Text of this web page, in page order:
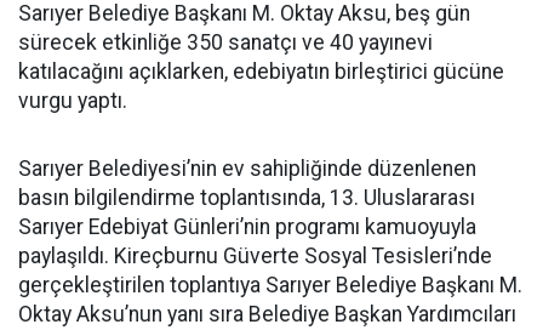
Sarıyer Belediye Başkanı M. Oktay Aksu, beş gün
sürecek etkinliğe 350 sanatçı ve 40 yayınevi
katılacağını açıklarken, edebiyatın birleştirici gücüne
vurgu yaptı.
Sarıyer Belediyesi’nin ev sahipliğinde düzenlenen
basın bilgilendirme toplantısında, 13. Uluslararası
Sarıyer Edebiyat Günleri’nin programı kamuoyuyla
paylaşıldı. Kireçburnu Güverte Sosyal Tesisleri’nde
gerçekleştirilen toplantıya Sarıyer Belediye Başkanı M.
Oktay Aksu’nun yanı sıra Belediye Başkan Yardımcıları